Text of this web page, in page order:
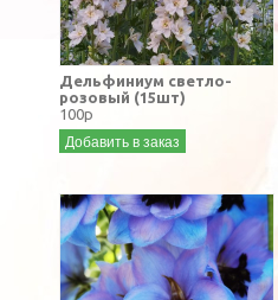
Дельфиниум светло-
розовый (15шт)
100р
Добавить в заказ